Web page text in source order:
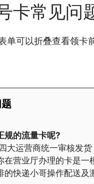
卡常见问
单可以折叠查看领卡
规的流量卡呢?
大运营商统一审核发
在营业厅办理的卡是
的快递小哥操作配送及